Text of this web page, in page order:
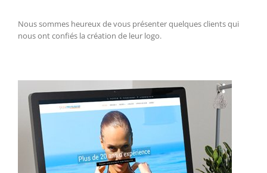
Nous sommes heureux de vous présenter quelques clients qui
nous ont confiés la création de leur logo.